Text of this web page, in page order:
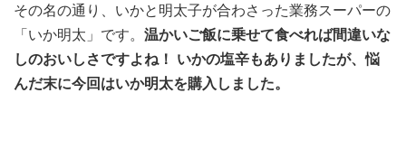
その名の通り、いかと明太子が合わさった業務スーパーの
「いか明太」です。 温かいご飯に乗せて食べれば間違いな
しのおいしさですよね！ いかの塩辛もありましたが、悩
んだ末に今回はいか明太を購入しました。